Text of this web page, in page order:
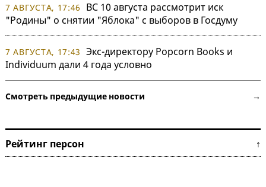
7 АВГУСТА, 17:46
ВС 10 августа рассмотрит иск
"Родины" о снятии "Яблока" с выборов в Госдуму
7 АВГУСТА, 17:43 Экс-директору Popcorn Books и
Individuum дали 4 года условно
Смотреть предыдущие новости →
Рейтинг персон ↑